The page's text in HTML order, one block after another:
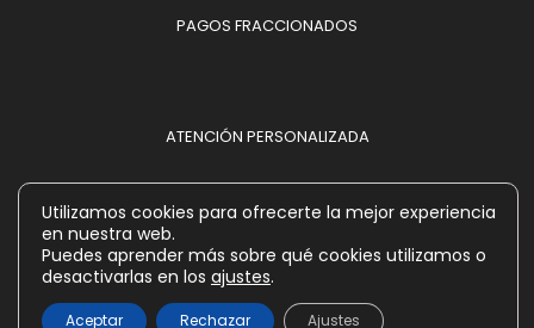
PAGOS FRACCIONADOS
ATENCIÓN PERSONALIZADA
MÉTODOS DE PAGO ACEPTADOS
Utilizamos cookies para ofrecerte la mejor experiencia
en nuestra web.
Puedes aprender más sobre qué cookies utilizamos o
desactivarlas en los ajustes.
Aceptar Rechazar Ajustes